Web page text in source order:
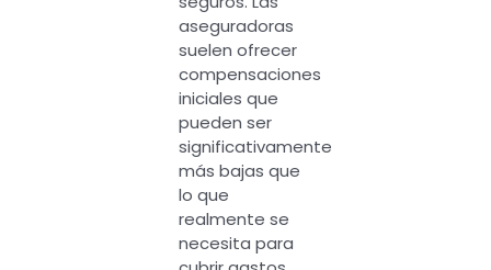
aseguradoras
suelen ofrecer
compensaciones
iniciales que
pueden ser
significativamente
más bajas que
lo que
realmente se
necesita para